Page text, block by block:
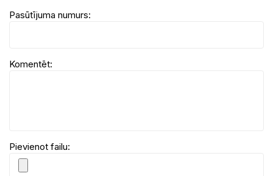
Pasūtījuma numurs:
Komentēt:
Pievienot failu: